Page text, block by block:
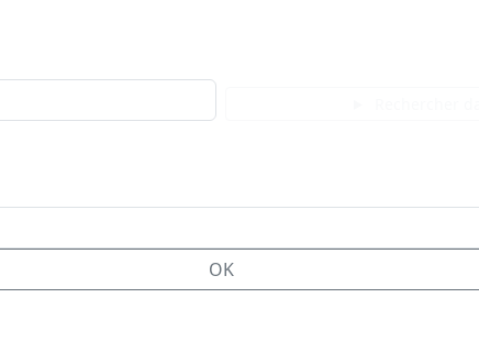
OK